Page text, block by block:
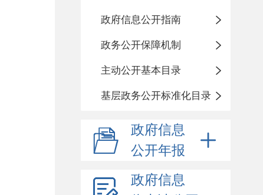
政府信息公开指南
政务公开保障机制
主动公开基本目录
基层政务公开标准化目录
政府信息
公开年报
政府信息